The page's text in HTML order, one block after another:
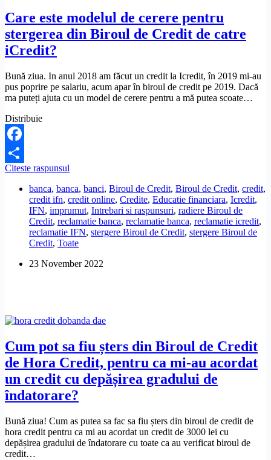
Care este modelul de cerere pentru
stergerea din Biroul de Credit de catre
iCredit?
Bună ziua. In anul 2018 am făcut un credit la Icredit, în 2019 mi-au
pus poprire pe salariu, acum apar în biroul de credit pe 2019. Dacă
ma puteți ajuta cu un model de cerere pentru a mă putea scoate…
Distribuie
Facebook
Share
Citeste raspunsul
modelul
de
cerere
pentru
stergerea
din
de
banca, banca, banci, Biroul de Credit, Biroul de Credit, credit,
credit ifn, credit online, Credite, Educatie financiara, Icredit,
IFN, imprumut, Intrebari si raspunsuri, radiere Biroul de
Credit, reclamatie banca, reclamatie banca, reclamatie icredit,
reclamatie IFN, stergere Biroul de Credit, stergere Biroul de
Credit, Toate
23 November 2022
Cum pot sa fiu șters din Biroul de Credit
de Hora Credit, pentru ca mi-au acordat
un credit cu depășirea gradului de
îndatorare?
Bună ziua! Cum as putea sa fac sa fiu șters din biroul de credit de
hora credit pentru ca mi au acordat un credit de 3000 lei cu
depășirea gradului de îndatorare cu toate ca au verificat biroul de
credit…